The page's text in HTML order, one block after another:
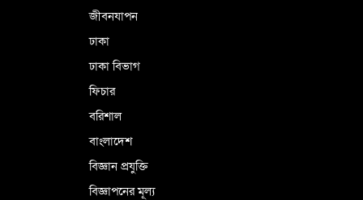
জীবনযাপন
ঢাকা
ঢাকা বিভাগ
ফিচার
বরিশাল
বাংলাদেশ
বিজ্ঞান প্রযুক্তি
বিজ্ঞাপনের মূল্য